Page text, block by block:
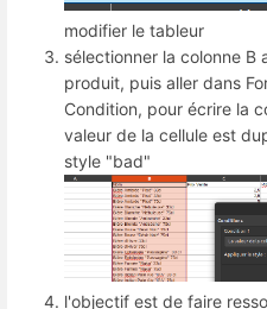
modifier le tableur
sélectionner la colonne B
produit, puis aller dans
Condition, pour écrire la
valeur de la cellule est
style "bad"
l'objectif est de faire